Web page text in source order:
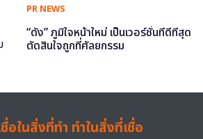
PR NEWS
“ดัง” ภูมิใจหน้าใหม่ เป็นเวอร์ชั่นที่ดีที่สุด
ตัดสินใจถูกที่ศัลยกรรม
อในสิ่งที่ทำ ทำในสิ่งที่เชื่อ